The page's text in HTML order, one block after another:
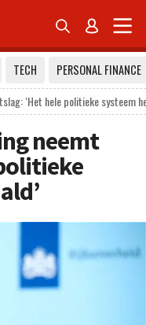
 
TECH
PERSONAL FINANCE
‘Het hele politieke systeem
neemt